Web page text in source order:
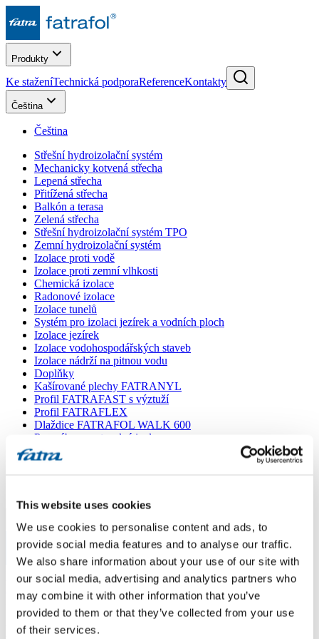
This website uses cookies
We use cookies to personalise content and ads, to
provide social media features and to analyse our traffic.
We also share information about your use of our site with
our social media, advertising and analytics partners who
may combine it with other information that you’ve
provided to them or that they’ve collected from your use
of their services.
Produkty
Ke staženíTechnická podporaReferenceKontakty
Čeština
Čeština
Střešní hydroizolační systém
Mechanicky kotvená střecha
Lepená střecha
Přitížená střecha
Balkón a terasa
Zelená střecha
Střešní hydroizolační systém TPO
Zemní hydroizolační systém
Izolace proti vodě
Izolace proti zemní vlhkosti
Chemická izolace
Radonové izolace
Izolace tunelů
Systém pro izolaci jezírek a vodních ploch
Izolace jezírek
Izolace vodohospodářských staveb
Izolace nádrží na pitnou vodu
Doplňky
Kašírované plechy FATRANYL
Profil FATRAFAST s výztuží
Profil FATRAFLEX
Dlaždice FATRAFOL WALK 600
Parozábrana a tepelná izolace
Ochranná geotextilie
Lepidla
Menu
Menu
Domů /
Dotaz 812
Dotaz 812